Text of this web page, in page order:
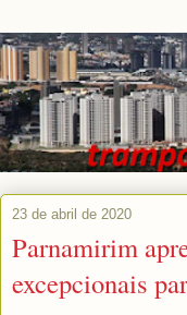
23 de abril de 2020
Parnamirim
excepcionais